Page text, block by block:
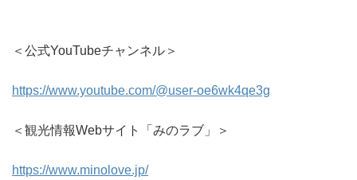
＜公式YouTubeチャンネル＞
https://www.youtube.com/@user-oe6wk4qe3g
＜観光情報Webサイト「みのラブ」＞
https://www.minolove.jp/